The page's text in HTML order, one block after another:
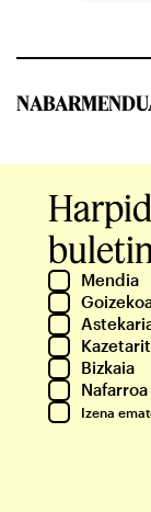
Mendia
Bizkaia
Nafarroa
Izena